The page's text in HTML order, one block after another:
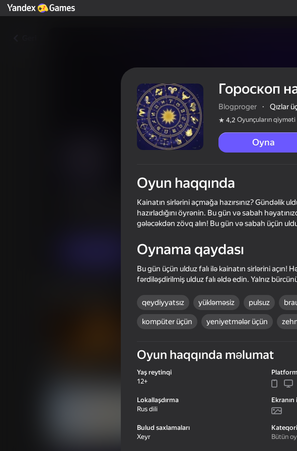
Гороскоп на сегодня
Oyunçuların qiyməti 12+
Oğlanlar üçün Blogproger
16+ 58
Plinko Clicker Space
53
Гороскоп
Blogproger · Qızlar
4,2 Oyunçuların qiyməti
Oyna
Oyun haqqında
Kainatın sirlərini açmağa hazırsınız? Gündəlik
hazırladığını öyrənin. Bu gün və sabah
gələcəkdən zövq alın! Bu gün və sabah üçün
Oynama qaydası
Bu gün üçün ulduz falı ilə kainatın sirlərini açın!
fərdiləşdirilmiş ulduz falı əldə edin. Yalnız
qeydiyyatsız yükləməsiz pulsuz
kompüter üçün yeniyetmələr üçün
Oyun haqqında məlumat
Yaş reytinqi
12+
Lokallaşdırma
Rus dili
Bulud saxlamaları
Xeyr
Bütün